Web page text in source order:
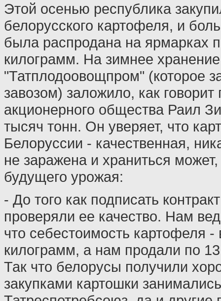
Этой осенью республика
белорусского картофеля, и
была распродана на ярмарках
килограмм. На зимнее
"Татплодоовощпром" (которое
завозом) заложило, как говорит
акционерного общества Раил
тысяч тонн. Он уверяет, что
Белоруссии - качественная,
не заражена и храниться
будущего урожая:
- До того как подписать
проверяли ее качество. Нам
что себестоимость картофеля -
килограмм, а нам продали по
Так что белорусы получили
закупками картошки